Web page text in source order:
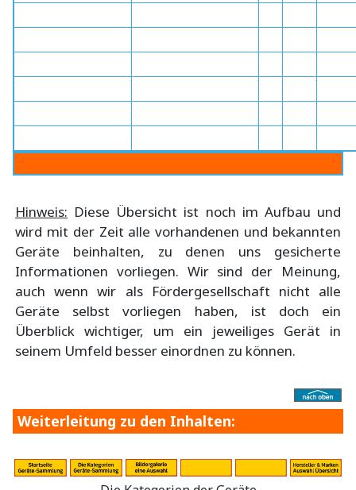
Hinweis: Diese Übersicht ist noch im Aufbau und
wird mit der Zeit alle vorhandenen und bekannten
Geräte beinhalten, zu denen uns gesicherte
Informationen vorliegen. Wir sind der Meinung,
auch wenn wir als Fördergesellschaft nicht alle
Geräte selbst vorliegen haben, ist doch ein
Überblick wichtiger, um ein jeweiliges Gerät in
seinem Umfeld besser einordnen zu können.
Weiterleitung zu den Inhalten: